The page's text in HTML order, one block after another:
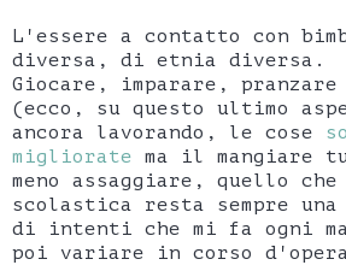
L'essere a contatto con
diversa, di etnia diversa.
Giocare, imparare,
(ecco, su questo ultimo
ancora lavorando, le cose
migliorate ma il mangiare
meno assaggiare, quello
scolastica resta sempre
di intenti che mi fa ogni
poi variare in corso